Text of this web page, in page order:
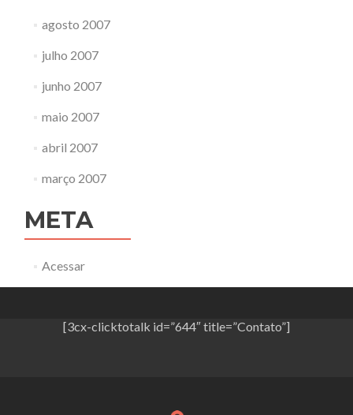
agosto 2007
julho 2007
junho 2007
maio 2007
abril 2007
março 2007
META
Acessar
[3cx-clicktotalk id=”644″ title=”Contato”]